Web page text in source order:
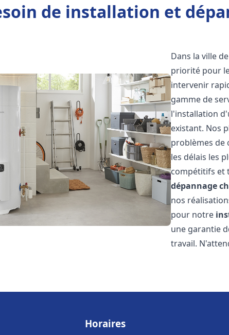
de installation et
Dans la ville
priorité pour
intervenir
gamme de
l'installation
existant. Nos
problèmes de
les délais les
compétitifs et
dépannage
nos
pour notre
une garantie
travail.
Horaires